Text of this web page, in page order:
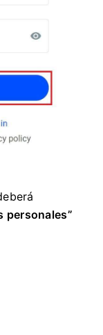
personales”